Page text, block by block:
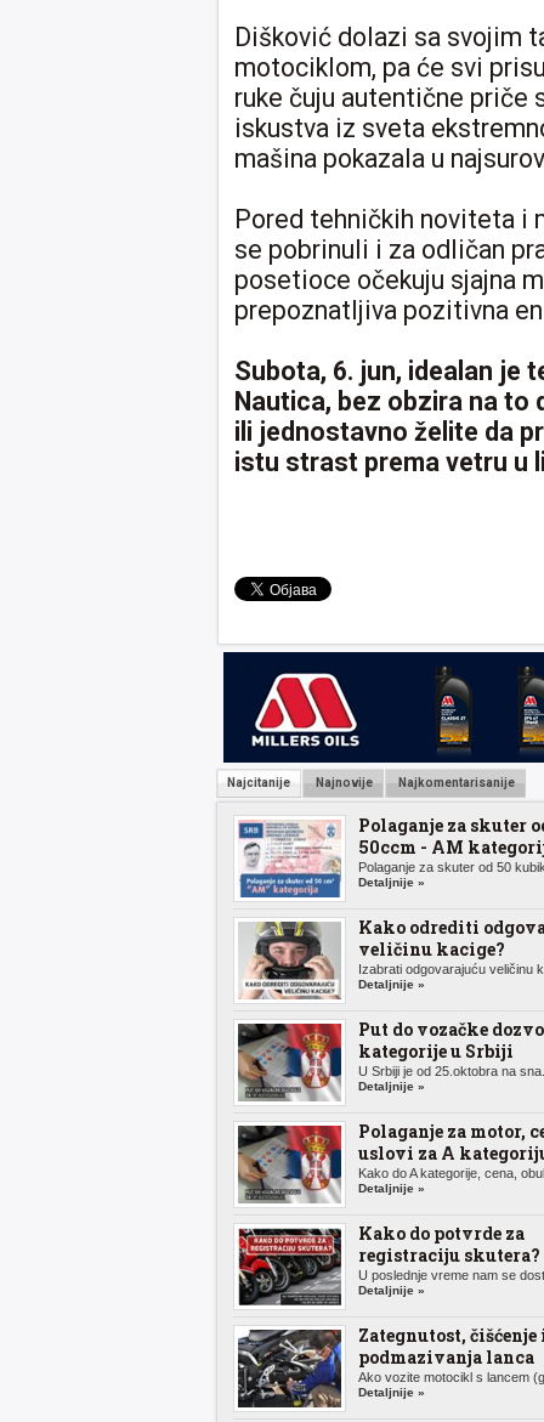
Dišković dolazi sa svojim
motociklom, pa će svi
ruke čuju autentične priče
iskustva iz sveta
mašina pokazala u
Pored tehničkih noviteta i
se pobrinuli i za odličan
posetioce očekuju sjajna
prepoznatljiva pozitivna
Subota, 6. jun, idealan je
Nautica, bez obzira na to
ili jednostavno želite da
istu strast prema vetru u
Najcitanije Najnovije Najkomentarisanije
Polaganje za skuter
50ccm - AM
Polaganje za skuter od 50
Detaljnije »
Kako odrediti
veličinu kacige?
Izabrati odgovarajuću veličinu
Detaljnije »
Put do vozačke
kategorije u Srbiji
U Srbiji je od 25.oktobra na
Detaljnije »
Polaganje za motor,
uslovi za A
Kako do A kategorije, cena,
Detaljnije »
Kako do potvrde za
registraciju skutera?
U poslednje vreme nam se
Detaljnije »
Zategnutost, čišćenje
podmazivanja lanca
Ako vozite motocikl s lancem
Detaljnije »